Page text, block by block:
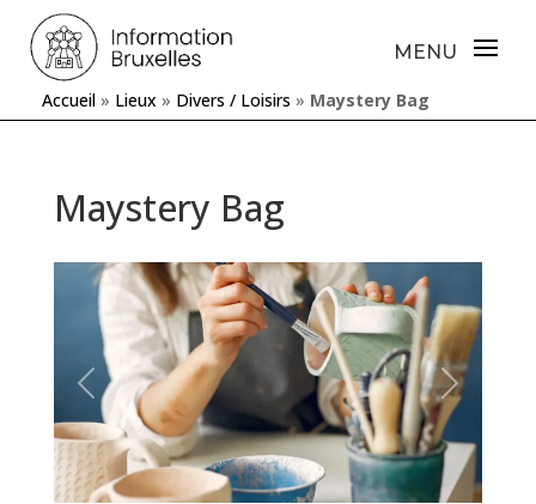
Accueil » Lieux » Divers / Loisirs » Maystery Bag
Maystery Bag
Précédente Prochaine